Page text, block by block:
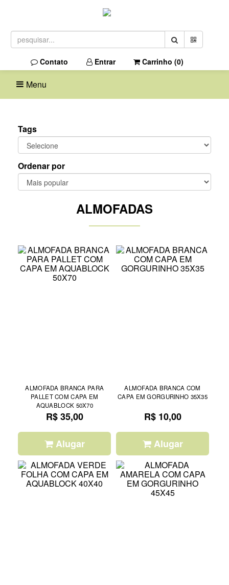
Contato Entrar Carrinho (0)
Menu
Tags
Ordenar por
ALMOFADAS
ALMOFADA BRANCA PARA
PALLET COM CAPA EM
AQUABLOCK 50X70
R$ 35,00
Alugar
ALMOFADA BRANCA COM
CAPA EM GORGURINHO 35X35
R$ 10,00
Alugar